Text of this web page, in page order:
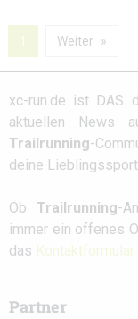
1 Weiter
xc-run.de ist DAS
aktuellen News
Trailrunning-
deine
Ob Trailrunning-
immer ein offenes
das Kontaktformular
Partner